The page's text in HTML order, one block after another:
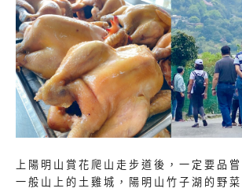
上陽明山賞花爬山走步道後，一定要品
一般山上的土雞城，陽明山竹子湖的野